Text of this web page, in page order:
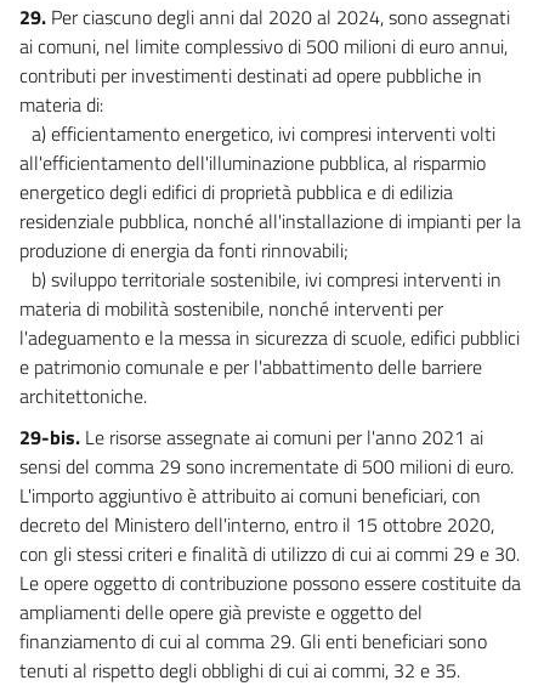
29. Per ciascuno degli anni dal 2020 al 2024, sono assegnati
ai comuni, nel limite complessivo di 500 milioni di euro annui,
contributi per investimenti destinati ad opere pubbliche in
materia di:
a) efficientamento energetico, ivi compresi interventi volti
all'efficientamento dell'illuminazione pubblica, al risparmio
energetico degli edifici di proprietà pubblica e di edilizia
residenziale pubblica, nonché all'installazione di impianti per la
produzione di energia da fonti rinnovabili;
b) sviluppo territoriale sostenibile, ivi compresi interventi in
materia di mobilità sostenibile, nonché interventi per
l'adeguamento e la messa in sicurezza di scuole, edifici pubblici
e patrimonio comunale e per l'abbattimento delle barriere
architettoniche.
29-bis. Le risorse assegnate ai comuni per l'anno 2021 ai
sensi del comma 29 sono incrementate di 500 milioni di euro.
L'importo aggiuntivo è attribuito ai comuni beneficiari, con
decreto del Ministero dell'interno, entro il 15 ottobre 2020,
con gli stessi criteri e finalità di utilizzo di cui ai commi 29 e 30.
Le opere oggetto di contribuzione possono essere costituite da
ampliamenti delle opere già previste e oggetto del
finanziamento di cui al comma 29. Gli enti beneficiari sono
tenuti al rispetto degli obblighi di cui ai commi, 32 e 35.